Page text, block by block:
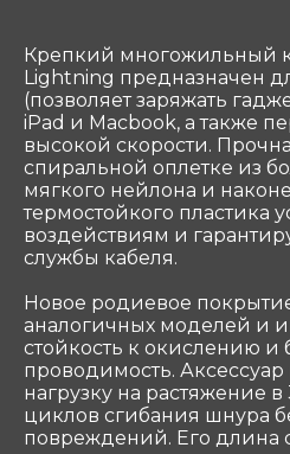
Крепкий многожильный
Lightning предназначен
(позволяет заряжать
iPad и Macbook, а также
высокой скорости.
спиральной оплетке из
мягкого нейлона и
термостойкого пластика
воздействиям и
службы кабеля.
Новое родиевое
аналогичных моделей и
стойкость к окислению и
проводимость.
нагрузку на растяжение
циклов сгибания шнура
повреждений. Его длина